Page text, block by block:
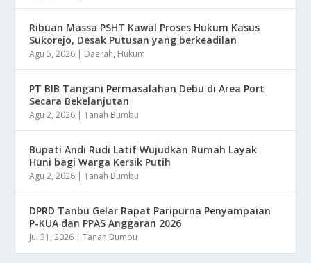
Ribuan Massa PSHT Kawal Proses Hukum Kasus
Sukorejo, Desak Putusan yang berkeadilan
Agu 5, 2026 Daerah, Hukum
PT BIB Tangani Permasalahan Debu di Area Port
Secara Bekelanjutan
Agu 2, 2026 |Tanah Bumbu
Bupati Andi Rudi Latif Wujudkan Rumah Layak
Huni bagi Warga Kersik Putih
Agu 2, 2026 |Tanah Bumbu
DPRD Tanbu Gelar Rapat Paripurna Penyampaian
P-KUA dan PPAS Anggaran 2026
Jul 31, 2026 |Tanah Bumbu